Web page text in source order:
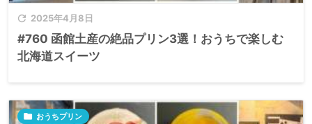
 2025年4月8日
#760 函館土産の絶品プリン3選！おうちで楽しむ
北海道スイーツ
 おうちプリン